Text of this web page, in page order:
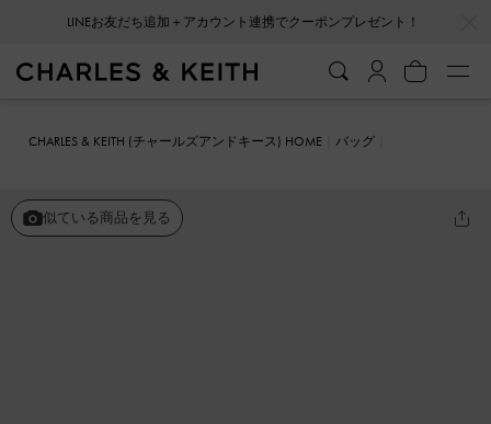
LINEお友だち追加＋アカウント連携でクーポンプレゼント！
CHARLES & KEITH (チャールズアンドキース) HOME
バッグ
似ている商品を見る